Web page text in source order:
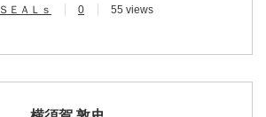
ＳＥＡＬｓ 0 55 views